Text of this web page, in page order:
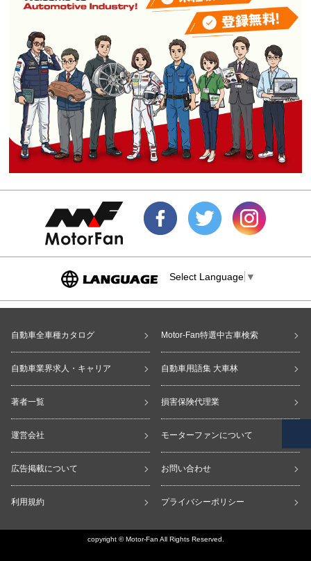
Select Language ▼
自動車全車種カタログ Motor-Fan特選中古車検索
自動車業界求人・キャリア 自動車用語集 大車林
著者一覧 損害保険代理業
運営会社 モーターファンについて
広告掲載について お問い合わせ
利用規約 プライバシーポリシー
copyright © Motor-Fan All Rights Reserved.